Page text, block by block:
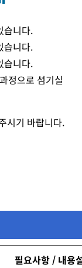
습니다.
습니다.
습니다.
정으로 섬기실
시기 바랍니다.
필요사항 / 내용